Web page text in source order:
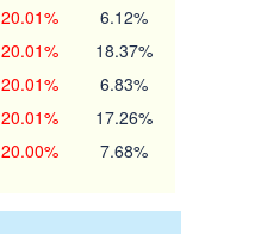
20.01% 6.12%
20.01% 18.37%
20.01% 6.83%
20.01% 17.26%
20.00% 7.68%